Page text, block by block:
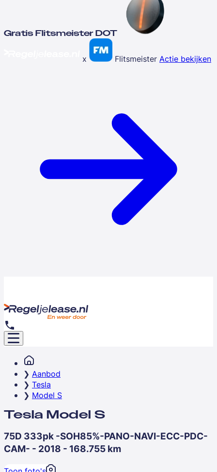
Gratis Flitsmeister DOT
x Flitsmeister Actie bekijken
Aanbod
Tesla
Model S
Tesla Model S
75D 333pk -SOH85%-PANO-NAVI-ECC-PDC-
CAM- - 2018 - 168.755 km